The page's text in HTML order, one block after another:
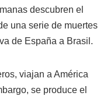
descubren el
una serie de muertes
de España a Brasil.
viajan a América
se produce el